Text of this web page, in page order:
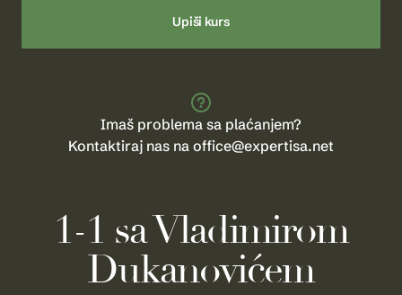
Upiši kurs
Imaš problema sa plaćanjem?
Kontaktiraj nas na office@expertisa.net
1-1 sa Vladimirom
Đukanovićem